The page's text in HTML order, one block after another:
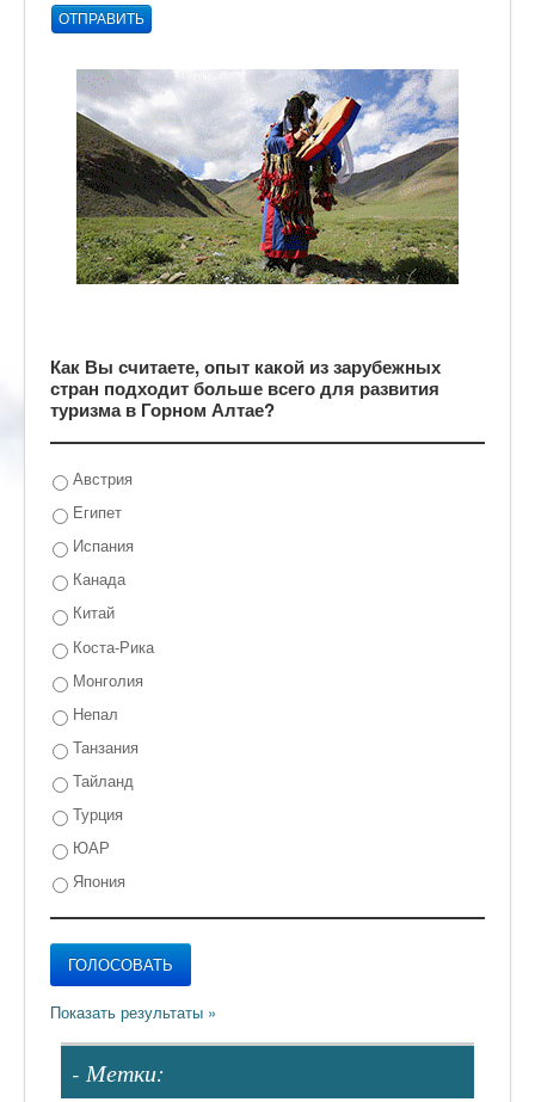
ОТПРАВИТЬ
Как Вы считаете, опыт какой из зарубежных
стран подходит больше всего для развития
туризма в Горном Алтае?
Австрия
Египет
Испания
Канада
Китай
Коста-Рика
Монголия
Непал
Танзания
Тайланд
Турция
ЮАР
Япония
- Метки: